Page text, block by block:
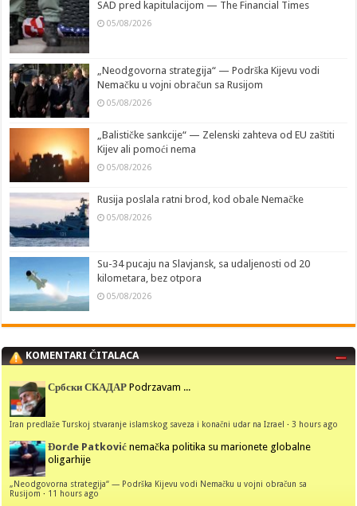
SAD pred kapitulacijom — The Financial Times
05/08/2026
„Neodgovorna strategija“ — Podrška Kijevu vodi
Nemačku u vojni obračun sa Rusijom
05/08/2026
„Balističke sankcije“ — Zelenski zahteva od EU zaštiti
Kijev ali pomoći nema
05/08/2026
Rusija poslala ratni brod, kod obale Nemačke
05/08/2026
Su-34 pucaju na Slavjansk, sa udaljenosti od 20
kilometara, bez otpora
05/08/2026
KOMENTARI ČITALACA
Србски СКАДАР Podrzavam ...
Iran predlaže Turskoj stvaranje islamskog saveza i konačni udar na Izrael ·3 hours ago
Đorđe Patković nemačka politika su marionete globalne
oligarhije
„Neodgovorna strategija“ — Podrška Kijevu vodi Nemačku u vojni obračun sa
Rusijom · 11 hours ago